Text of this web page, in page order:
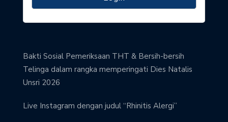
Bakti Sosial Pemeriksaan THT & Bersih-bersih
Telinga dalam rangka memperingati Dies Natalis
Unsri 2026
Live Instagram dengan judul “Rhinitis Alergi”